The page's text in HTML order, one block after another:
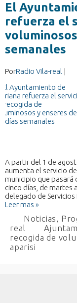
El
refuerza el
semanales
PorRadio Vila-real |
A partir del 1 de
aumenta el servicio
municipio que pasará
cinco días, de martes
delegado de
Leer mas »
Noticias,
real
recogida de
aparisi